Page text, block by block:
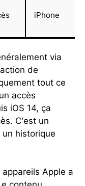
iPhone
via
de
tout ce
accès
iOS 14, ça
C'est un
historique
Apple a